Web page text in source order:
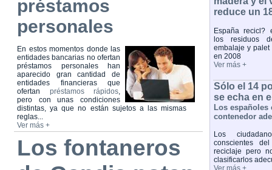
préstamos
personales
En estos momentos donde las
entidades bancarias no ofertan
préstamos personales han
aparecido gran cantidad de
entidades financieras que
ofertan préstamos rápidos,
pero con unas condiciones
distintas, ya que no están sujetos a las mismas
reglas...
Ver más +
Los fontaneros
reduce un
España recicl?
los residuos
embalaje y palet
en 2008
Ver más +
Sólo el 14
se echa en
Los españoles
contenedor
Los
conscientes
reciclaje pero
clasificarlos
Ver más +